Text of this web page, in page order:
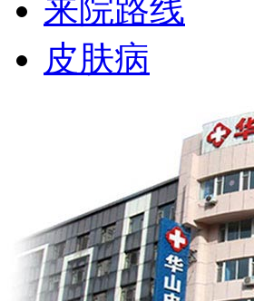
来院路线
皮肤病